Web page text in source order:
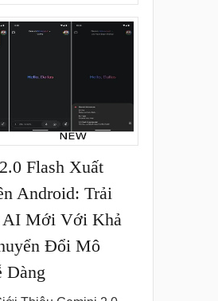
Flash Xuất
Android: Trải
AI Mới Với Khả
Đổi Mô
Dàng